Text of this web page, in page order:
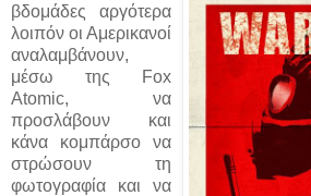
βδομάδες αργότερα
λοιπόν οι Αμερικανοί
αναλαμβάνουν,
μέσω της Fox
Atomic, να
προσλάβουν και
κάνα κομπάρσο να
στρώσουν τη
φωτογραφία και να